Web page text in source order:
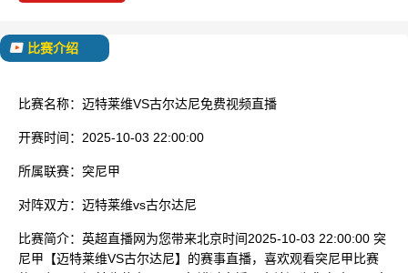
比赛介绍
比赛名称： 迈特莱维VS古尔达尼免费视频直播
开赛时间： 2025-10-03 22:00:00
所属联赛： 突尼甲
对阵双方： 迈特莱维vs古尔达尼
比赛简介： 英超直播网为您带来北京时间2025-10-03 22:00:00 突
尼甲【迈特莱维VS古尔达尼】的赛事直播，喜欢观看突尼甲比赛